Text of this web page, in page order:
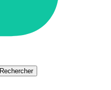
Rechercher